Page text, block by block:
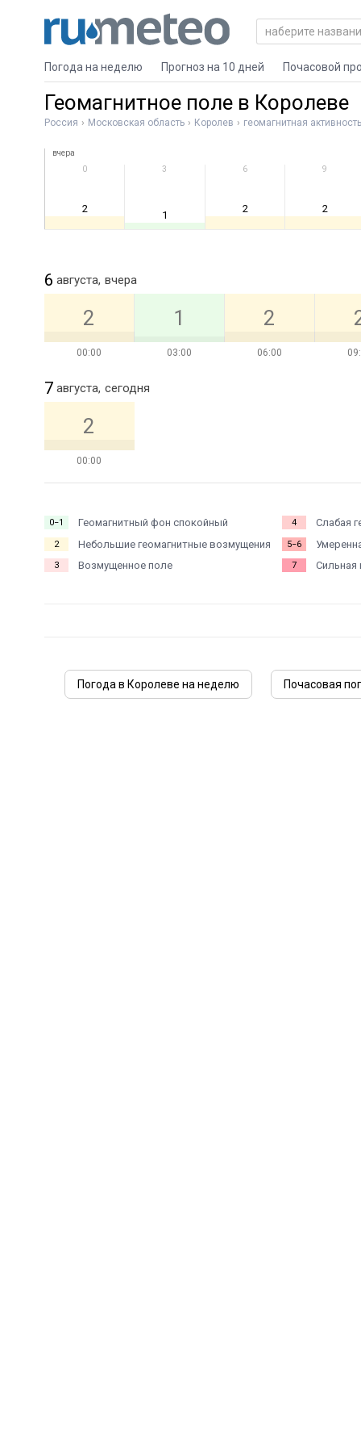
Погода на неделю Прогноз на 10 дней Почасовой
Геомагнитное поле в Королеве
Россия Московская область Королев геомагнитная активность
вчера
0
2
3
1
6
2
9
2
6 августа, вчера
00:00
2
03:00
1
06:00
2
7 августа, сегодня
00:00
2
0−1 Геомагнитный фон спокойный
2 Небольшие геомагнитные возмущения
3 Возмущенное поле
4 Слабая
5−6
7 Сильная
Погода в Королеве на неделю Почасовая